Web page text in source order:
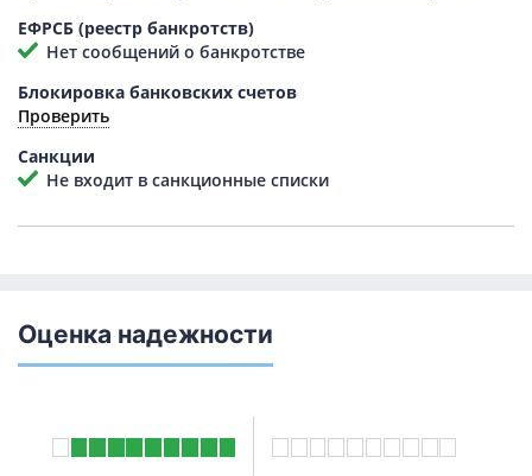
ЕФРСБ (реестр банкротств)
Нет сообщений о банкротстве
Блокировка банковских счетов
Проверить
Санкции
Не входит в санкционные списки
Оценка надежности